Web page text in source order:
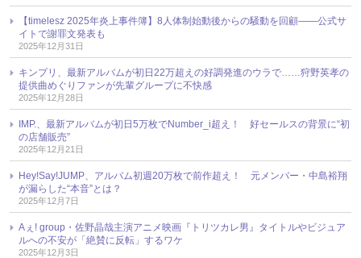
【timelesz 2025年炎上事件簿】8人体制始動後からの騒動を回顧――公式サ
イトで謝罪文発表も
2025年12月31日
キンプリ、最新アルバムが初日22万超えの好調発進のウラで……狩野英孝の
提供曲めぐりファンが先輩グループに不快感
2025年12月28日
IMP.、最新アルバムが初日5万枚でNumber_i超え！ 好セールスの背景に“初
の店舗販売”
2025年12月21日
Hey!Say!JUMP、アルバム初週20万枚で前作超え！ 元メンバー・中島裕翔
が漏らした“本音”とは？
2025年12月7日
Aぇ! group・佐野晶哉主演アニメ映画『トリツカレ男』タイトルやビジュア
ルへの不安が「絶賛に反転」するワケ
2025年12月3日